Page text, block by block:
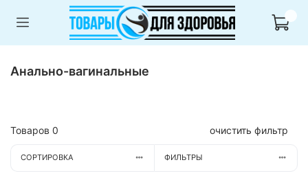
Анально-вагинальные
Товаров 0 очистить фильтр
СОРТИРОВКА ФИЛЬТРЫ